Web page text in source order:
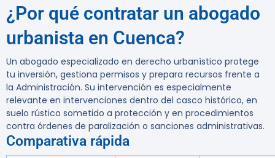
¿Por qué contratar un abogado
urbanista en Cuenca?
Un abogado especializado en derecho urbanístico protege
tu inversión, gestiona permisos y prepara recursos frente a
la Administración. Su intervención es especialmente
relevante en intervenciones dentro del casco histórico, en
suelo rústico sometido a protección y en procedimientos
contra órdenes de paralización o sanciones administrativas.
Comparativa rápida